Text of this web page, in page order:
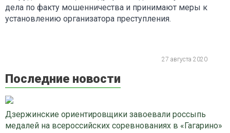
дела по факту мошенничества и принимают меры к
установлению организатора преступления.
27 августа 2020
Последние новости
Дзержинские ориентировщики завоевали россыпь
медалей на всероссийских соревнованиях в «Гагарино»